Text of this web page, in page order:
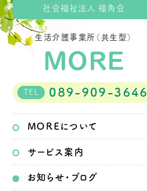
社会福祉法人 福角会
生活介護事業所（共生型）
TEL 089-909-3646
MOREについて
サービス案内
お知らせ・ブログ